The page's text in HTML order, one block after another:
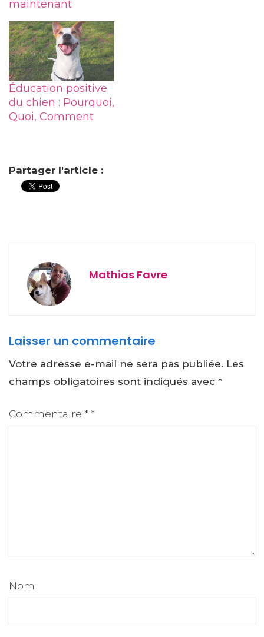
maintenant
Éducation positive
du chien : Pourquoi,
Quoi, Comment
Partager l'article :
Mathias Favre
Laisser un commentaire
Votre adresse e-mail ne sera pas publiée. Les
champs obligatoires sont indiqués avec *
Commentaire * *
Nom